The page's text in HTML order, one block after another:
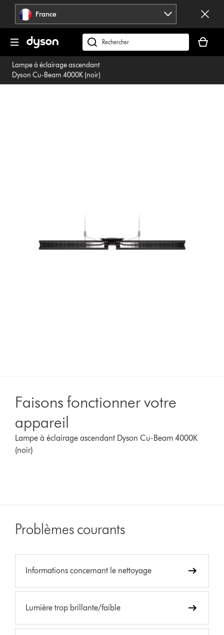
Sauter
pages
France
Rechercher
des
produits
panier
est
Lampe à éclairage ascendant
Dyson Cu-Beam 4000K (noir)
Faisons fonctionner votre
appareil
Lampe à éclairage ascendant Dyson Cu-Beam 4000K
(noir)
Problèmes courants
Informations concernant le nettoyage
Lumière trop brillante/faible